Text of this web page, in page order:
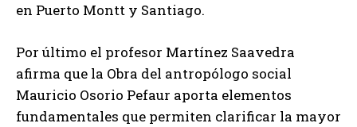
en Puerto Montt y Santiago.
Por último el profesor Martínez Saavedra
afirma que la Obra del antropólogo social
Mauricio Osorio Pefaur aporta elementos
fundamentales que permiten clarificar la mayor